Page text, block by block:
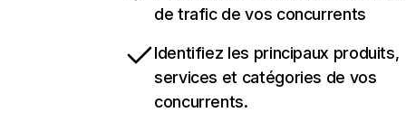
de trafic de vos concurrents
Identifiez les principaux produits,
services et catégories de vos
concurrents.